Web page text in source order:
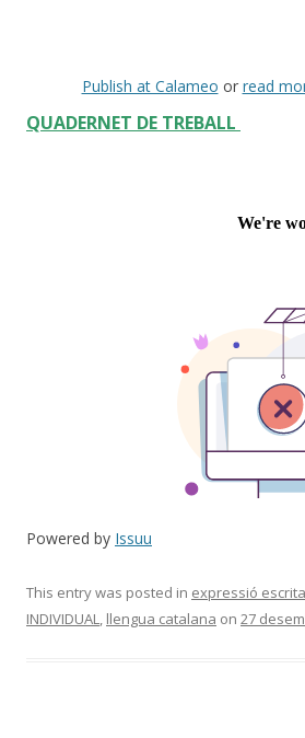
Publish at Calameo or read
QUADERNET DE TREBALL
Powered by Issuu
This entry was posted in expressió escrita
INDIVIDUAL, llengua catalana on 27